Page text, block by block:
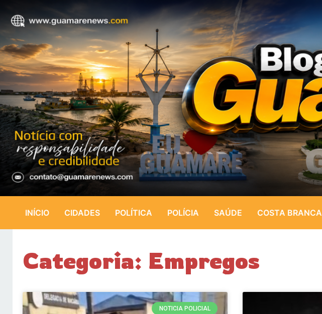
INÍCIO CIDADES POLÍTICA POLÍCIA SAÚDE COSTA BRANCA
Categoria: Empregos
NOTICIA POLICIAL